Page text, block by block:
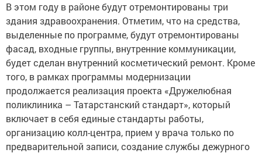
В этом году в районе будут отремонтированы три
здания здравоохранения. Отметим, что на средства,
выделенные по программе, будут отремонтированы
фасад, входные группы, внутренние коммуникации,
будет сделан внутренний косметический ремонт. Кроме
того, в рамках программы модернизации
продолжается реализация проекта «Дружелюбная
поликлиника – Татарстанский стандарт», который
включает в себя единые стандарты работы,
организацию колл-центра, прием у врача только по
предварительной записи, создание службы дежурного